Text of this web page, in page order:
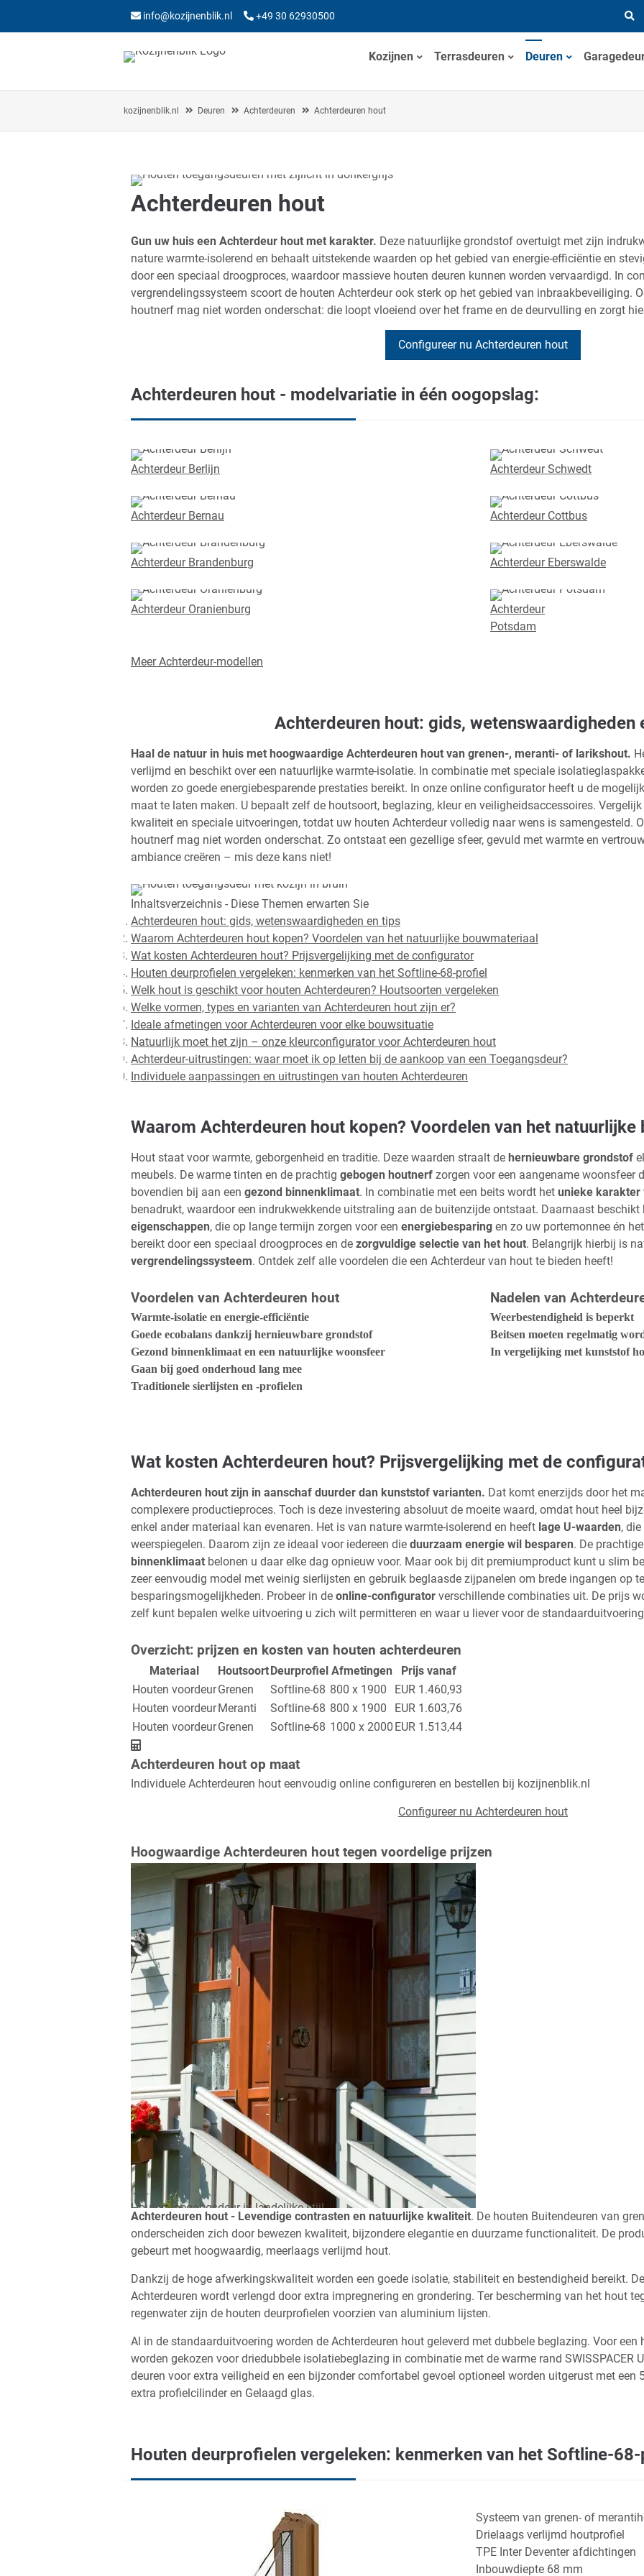
info@kozijnenblik.nl +49 30 62930500
Kozijnen Terrasdeuren Deuren
kozijnenblik.nl Deuren Achterdeuren Achterdeuren hout
Achterdeuren hout
Gun uw huis een Achterdeur hout met karakter. Deze natuurlijke grondstof overtuigt met zijn
nature warmte-isolerend en behaalt uitstekende waarden op het gebied van energie-efficiëntie en
door een speciaal droogproces, waardoor massieve houten deuren kunnen worden vervaardigd. In
vergrendelingssysteem scoort de houten Achterdeur ook sterk op het gebied van inbraakbeveiliging.
houtnerf mag niet worden onderschat: die loopt vloeiend over het frame en de deurvulling en zorgt
Configureer nu Achterdeuren hout
Achterdeuren hout - modelvariatie in één oogopslag:
Achterdeur Berlijn Achterdeur Schwedt
Achterdeur Bernau Achterdeur Cottbus
Achterdeur Brandenburg Achterdeur Eberswalde
Achterdeur Oranienburg
Achterdeur
Potsdam
Meer Achterdeur-modellen
Achterdeuren hout: gids, wetenswaardigheden
Haal de natuur in huis met hoogwaardige Achterdeuren hout van grenen-, meranti- of larikshout.
verlijmd en beschikt over een natuurlijke warmte-isolatie. In combinatie met speciale
worden zo goede energiebesparende prestaties bereikt. In onze online configurator heeft u de
maat te laten maken. U bepaalt zelf de houtsoort, beglazing, kleur en veiligheidsaccessoires.
kwaliteit en speciale uitvoeringen, totdat uw houten Achterdeur volledig naar wens is samengesteld.
houtnerf mag niet worden onderschat. Zo ontstaat een gezellige sfeer, gevuld met warmte en
ambiance creëren – mis deze kans niet!
Inhaltsverzeichnis - Diese Themen erwarten Sie
Achterdeuren hout: gids, wetenswaardigheden en tips
Waarom Achterdeuren hout kopen? Voordelen van het natuurlijke bouwmateriaal
Wat kosten Achterdeuren hout? Prijsvergelijking met de configurator
Houten deurprofielen vergeleken: kenmerken van het Softline-68-profiel
Welk hout is geschikt voor houten Achterdeuren? Houtsoorten vergeleken
Welke vormen, types en varianten van Achterdeuren hout zijn er?
Ideale afmetingen voor Achterdeuren voor elke bouwsituatie
Natuurlijk moet het zijn – onze kleurconfigurator voor Achterdeuren hout
Achterdeur-uitrustingen: waar moet ik op letten bij de aankoop van een Toegangsdeur?
Individuele aanpassingen en uitrustingen van houten Achterdeuren
Waarom Achterdeuren hout kopen? Voordelen van het natuurlijke
Hout staat voor warmte, geborgenheid en traditie. Deze waarden straalt de hernieuwbare grondstof
meubels. De warme tinten en de prachtig gebogen houtnerf zorgen voor een aangename woonsfeer
bovendien bij aan een gezond binnenklimaat. In combinatie met een beits wordt het unieke karakter
benadrukt, waardoor een indrukwekkende uitstraling aan de buitenzijde ontstaat. Daarnaast beschikt
eigenschappen, die op lange termijn zorgen voor een energiebesparing en zo uw portemonnee én het
bereikt door een speciaal droogproces en de zorgvuldige selectie van het hout. Belangrijk hierbij is
vergrendelingssysteem. Ontdek zelf alle voordelen die een Achterdeur van hout te bieden heeft!
Voordelen van Achterdeuren hout
Warmte-isolatie en energie-efficiëntie
Goede ecobalans dankzij hernieuwbare grondstof
Gezond binnenklimaat en een natuurlijke woonsfeer
Gaan bij goed onderhoud lang mee
Traditionele sierlijsten en -profielen
Nadelen van
Weerbestendigheid is beperkt
Beitsen moeten regelmatig
In vergelijking met kunststof
Wat kosten Achterdeuren hout? Prijsvergelijking met de
Achterdeuren hout zijn in aanschaf duurder dan kunststof varianten. Dat komt enerzijds door het
complexere productieproces. Toch is deze investering absoluut de moeite waard, omdat hout heel
enkel ander materiaal kan evenaren. Het is van nature warmte-isolerend en heeft lage U-waarden,
weerspiegelen. Daarom zijn ze ideaal voor iedereen die duurzaam energie wil besparen. De
binnenklimaat belonen u daar elke dag opnieuw voor. Maar ook bij dit premiumproduct kunt u slim
zeer eenvoudig model met weinig sierlijsten en gebruik beglaasde zijpanelen om brede ingangen op
besparingsmogelijkheden. Probeer in de online-configurator verschillende combinaties uit. De prijs
zelf kunt bepalen welke uitvoering u zich wilt permitteren en waar u liever voor de
Overzicht: prijzen en kosten van houten achterdeuren
Materiaal HoutsoortDeurprofiel Afmetingen
Prijs vanaf
Houten voordeurGrenen Softline-68 800 x 1900
EUR 1.460,93
Houten voordeurMeranti Softline-68 800 x 1900
EUR 1.603,76
Houten voordeurGrenen Softline-68 1000 x 2000 EUR 1.513,44
Achterdeuren hout op maat
Individuele Achterdeuren hout eenvoudig online configureren en bestellen bij kozijnenblik.nl
Configureer nu Achterdeuren hout
Hoogwaardige Achterdeuren hout tegen voordelige prijzen
Houten toegangsdeur in landelijke stijl
Achterdeuren hout - Levendige contrasten en natuurlijke kwaliteit. De houten Buitendeuren van
onderscheiden zich door bewezen kwaliteit, bijzondere elegantie en duurzame functionaliteit. De
gebeurt met hoogwaardig, meerlaags verlijmd hout.
Dankzij de hoge afwerkingskwaliteit worden een goede isolatie, stabiliteit en bestendigheid bereikt.
Achterdeuren wordt verlengd door extra impregnering en grondering. Ter bescherming van het hout
regenwater zijn de houten deurprofielen voorzien van aluminium lijsten.
Al in de standaarduitvoering worden de Achterdeuren hout geleverd met dubbele beglazing. Voor
worden gekozen voor driedubbele isolatiebeglazing in combinatie met de warme rand SWISSPACER
deuren voor extra veiligheid en een bijzonder comfortabel gevoel optioneel worden uitgerust met een
extra profielcilinder en Gelaagd glas.
Houten deurprofielen vergeleken: kenmerken van het Softline-68-
Systeem van grenen- of
Drielaags verlijmd houtprofiel
TPE Inter Deventer afdichtingen
Inbouwdiepte 68 mm